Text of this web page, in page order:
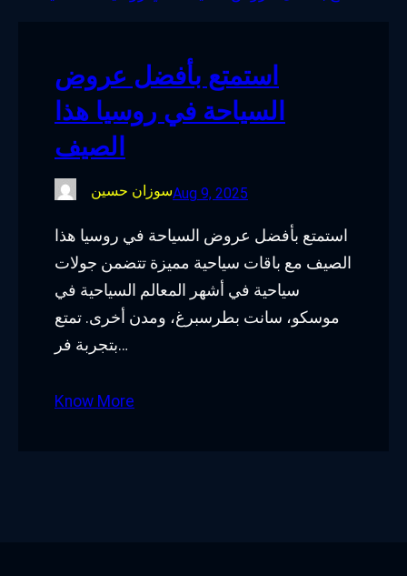
k
n
a
m
استمتع بأفضل عروض
السياحة في روسيا هذا
الصيف
سوزان حسينAug 9, 2025
استمتع بأفضل عروض السياحة في روسيا هذا
الصيف مع باقات سياحية مميزة تتضمن جولات
سياحية في أشهر المعالم السياحية في
موسكو، سانت بطرسبرغ، ومدن أخرى. تمتع
بتجربة فر…
Know More